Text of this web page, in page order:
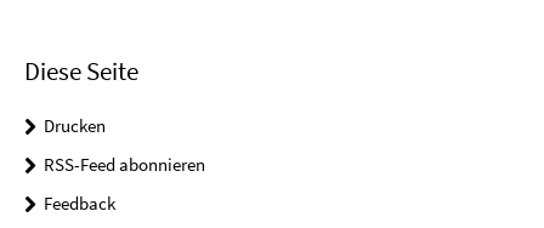
Diese Seite
Drucken
RSS-Feed abonnieren
Feedback